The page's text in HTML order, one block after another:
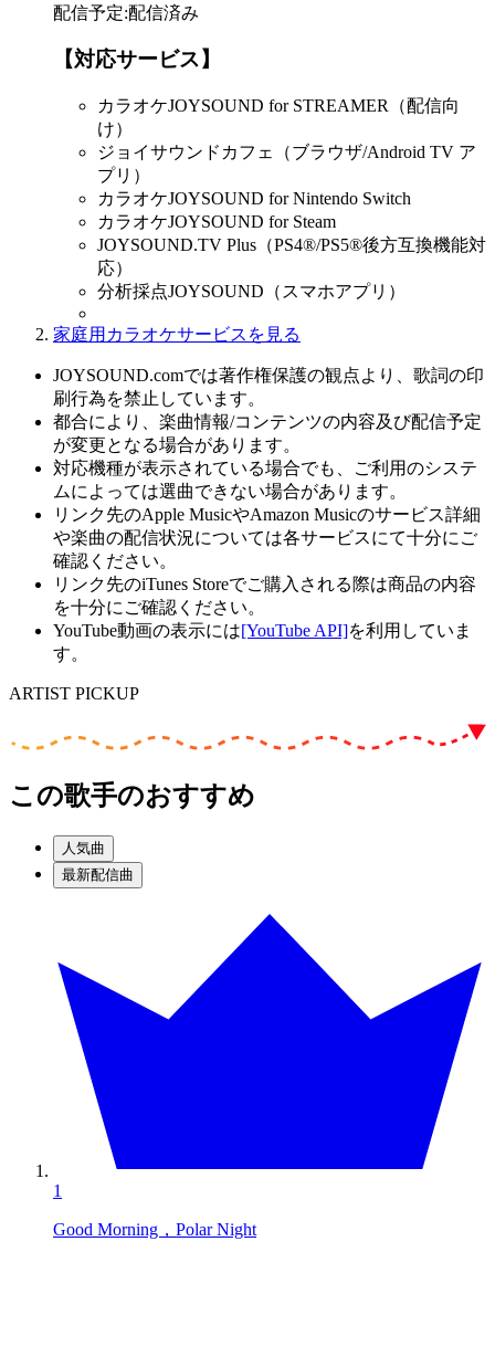
配信予定:配信済み
【対応サービス】
カラオケJOYSOUND for STREAMER（配信向
け）
ジョイサウンドカフェ（ブラウザ/Android TV ア
プリ）
カラオケJOYSOUND for Nintendo Switch
カラオケJOYSOUND for Steam
JOYSOUND.TV Plus（PS4®/PS5®後方互換機能対
応）
分析採点JOYSOUND（スマホアプリ）
家庭用カラオケサービスを見る
JOYSOUND.comでは著作権保護の観点より、歌詞の印
刷行為を禁止しています。
都合により、楽曲情報/コンテンツの内容及び配信予定
が変更となる場合があります。
対応機種が表示されている場合でも、ご利用のシステ
ムによっては選曲できない場合があります。
リンク先のApple MusicやAmazon Musicのサービス詳細
や楽曲の配信状況については各サービスにて十分にご
確認ください。
リンク先のiTunes Storeでご購入される際は商品の内容
を十分にご確認ください。
YouTube動画の表示には[YouTube API]を利用していま
す。
ARTIST PICKUP
この歌手のおすすめ
人気曲
最新配信曲
1
Good Morning，Polar Night